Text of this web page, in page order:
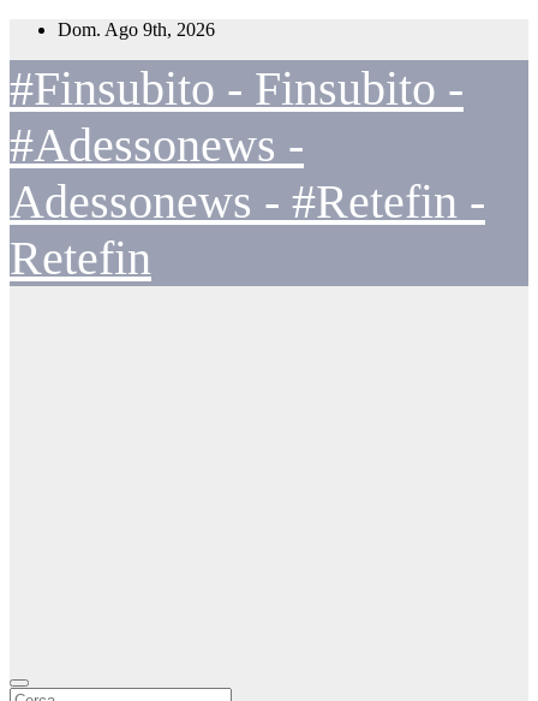
Salta
contenuto
Dom. Ago 9th, 2026
#Finsubito - Finsubito -
#Adessonews -
Adessonews - #Retefin -
Retefin